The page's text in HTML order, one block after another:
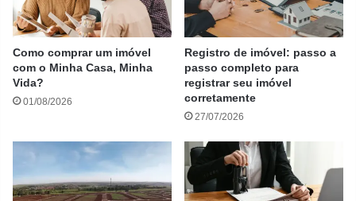
Como comprar um imóvel
com o Minha Casa, Minha
Vida?
01/08/2026
Registro de imóvel: passo a
passo completo para
registrar seu imóvel
corretamente
27/07/2026